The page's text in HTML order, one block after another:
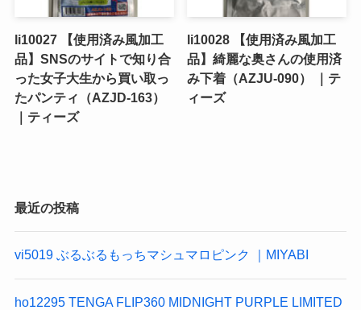
li10027 【使用済み風加工
品】SNSのサイトで知り合
った女子大生から買い取っ
たパンティ（AZJD-163）
｜ティーズ
li10028 【使用済み風加工
品】綺麗な奥さんの使用済
み下着（AZJU-090） ｜テ
ィーズ
最近の投稿
vi5019 ぶるぶるもっちマシュマロピンク ｜MIYABI
ho12295 TENGA FLIP360 MIDNIGHT PURPLE LIMITED